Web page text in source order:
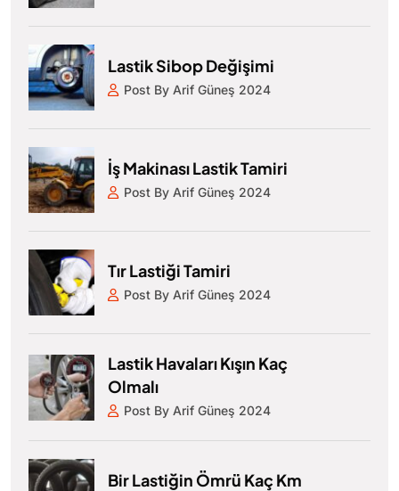
Lastik Sibop Değişimi
Post By Arif Güneş 2024
İş Makinası Lastik Tamiri
Post By Arif Güneş 2024
Tır Lastiği Tamiri
Post By Arif Güneş 2024
Lastik Havaları Kışın Kaç
Olmalı
Post By Arif Güneş 2024
Bir Lastiğin Ömrü Kaç Km